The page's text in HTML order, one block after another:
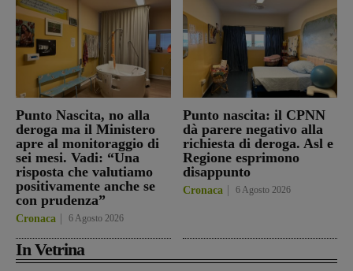
Punto Nascita, no alla
deroga ma il Ministero
apre al monitoraggio di
sei mesi. Vadi: “Una
risposta che valutiamo
positivamente anche se
con prudenza”
Cronaca 6 Agosto 2026
Punto nascita: il CPNN
dà parere negativo alla
richiesta di deroga. Asl e
Regione esprimono
disappunto
Cronaca 6 Agosto 2026
In Vetrina